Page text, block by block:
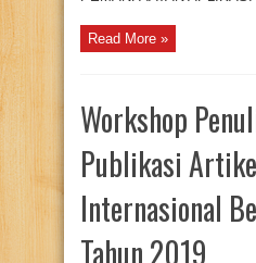
Read More »
Workshop
Publikasi
Internasional
Tahun 2019